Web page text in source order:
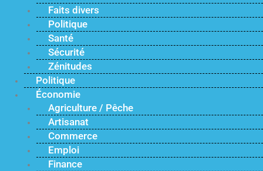
Faits divers
Politique
Santé
Sécurité
Zénitudes
Politique
Économie
Agriculture / Pêche
Artisanat
Commerce
Emploi
Finance